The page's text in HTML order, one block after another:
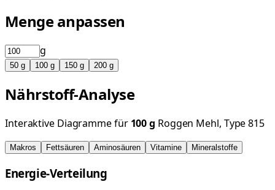
Menge anpassen
g
50 g 100 g 150 g 200 g
Nährstoff-Analyse
Interaktive Diagramme für 100g Roggen Mehl, Type 815
Makros Fettsäuren Aminosäuren Vitamine Mineralstoffe
Energie-Verteilung